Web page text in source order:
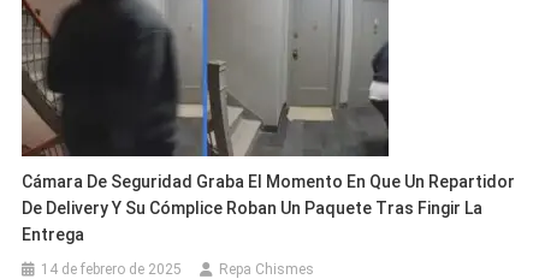
Cámara De Seguridad Graba El Momento En Que Un Repartidor
De Delivery Y Su Cómplice Roban Un Paquete Tras Fingir La
Entrega
14 de febrero de 2025 Repa Chismes